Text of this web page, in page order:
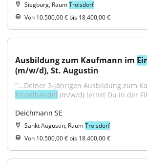
Siegburg, RaumTroisdorf
Von 10.500,00 € bis 18.400,00 €
Ausbildung zum Kaufmann im
(m/w/d), St. Augustin
Einzelhandel (m/w/d) lernst Du in der
Deichmann SE
Sankt Augustin, RaumTroisdorf
Von 10.500,00 € bis 18.400,00 €